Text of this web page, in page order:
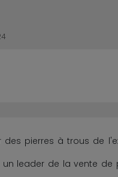
pierres à trous de
un leader de la vente de